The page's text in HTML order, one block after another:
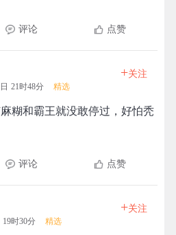
评论 点赞
21时48分 精选
+关注
糊和霸王就没敢停过，好怕秃
评论 点赞
19时30分 精选
+关注